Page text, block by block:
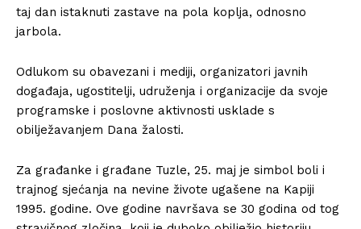
taj dan istaknuti zastave na pola koplja, odnosno
jarbola.
Odlukom su obavezani i mediji, organizatori javnih
događaja, ugostitelji, udruženja i organizacije da svoje
programske i poslovne aktivnosti usklade s
obilježavanjem Dana žalosti.
Za građanke i građane Tuzle, 25. maj je simbol boli i
trajnog sjećanja na nevine živote ugašene na Kapiji
1995. godine. Ove godine navršava se 30 godina od tog